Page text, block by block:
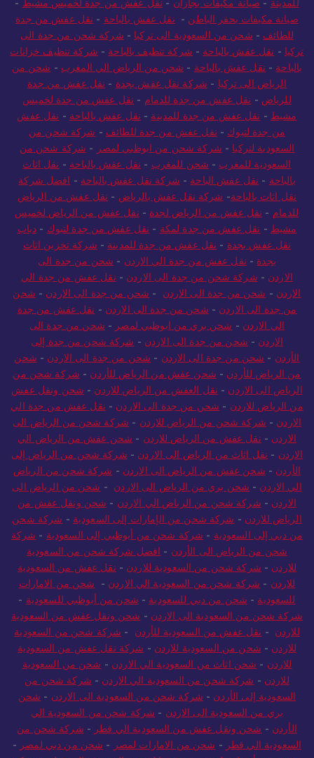
للمدينة-صيانة مكيفات بجازان - نقل عفش من جدة لخميس مشيط-
صيانة مكيفات بحفر الباطن -نقل عفش بالباحة-نقل عفش من جدة
للطائف-شحن من السعودية الى تركيا-شركة شحن من جدة الى
تركيا-نقل عفش بالباحة-شركة تنظيف بالباحة-شركة تنظيف خزانات
بالباحة-نقل عفش بالباحة-شحن من الرياض الي المغرب -شحن من
الرياض الى تركيا- شركة نقل عفش بجدة-نقل عفش من جدة
للرياض -نقل عفش من جدة للدمام - نقل عفش من جدة لخميس
مشيط -نقل عفش من جدة للمدينة- نقل عفش بالباحة -نقل عفش
من جدة لتبوك-نقل عفش من جدة للطائف -شركة شحن من
السعودية لتركيا-شركة شحن من ابوظبي لمصر- شركة شحن من
السعودية للمغرب- شحن للمغرب- نقل عفش بالباحة-نقل اثاث
بالباحة-نقل عفش الباحة-شركة نقل عفش بالباحة-افضل شركة
نقل اثاث بالباحة-شركة نقل عفش بالرياض -نقل عفش من الرياض
للدمام -نقل عفش من الرياض لجدة-نقل عفش من الرياض لخميس
مشيط -نقل عفش من جدة لمكة-نقل عفش من جدة لتبوك- دباب
نقل عفش بجدة-نقل عفش من جدة للمدينة-شركة تخزين اثاث
بجدة-نقل عفش من جدة الي الاردن - شحن من جدة الى
الاردن -شركة شحن من جدة الى الاردن -نقل عفش من جدة الي
الاردن -شحن من جدة الى الاردن - شحن من جدة الى الاردن -شحن
من جدة الى الاردن -شحن من جدة الى الاردن -نقل عفش من جدة
الي الاردن -شحن بري من ابوظبي لمصر-شحن من جدة الى
الاردن -شحن من جدة الى الاردن -شركة شحن من جدة إلى
الأردن -شحن من جدة الى الاردن - شحن من جدة الى الاردن -شحن
من الرياض للأردن -شحن عفش من الرياض للأردن - شركة شحن من
الرياض الى الاردن -نقل العفش من الرياض للاردن - شحن ونقل عفش
من الرياض للاردن - شحن من جدة الى الاردن -نقل عفش من جدة الي
الاردن -شركة شحن من الرياض للاردن - شركة شحن من الرياض الى
الاردن -نقل عفش من الرياض للاردن - شحن عفش من الرياض الي
الاردن -نقل اثاث من الرياض الى الاردن -شركة شحن من الرياض إلى
الأردن -شحن عفش من الرياض الى الاردن -شركة شحن من الرياض
الي الاردن - شحن بري من الرياض الى الاردن -شحن من الرياض الى
الاردن -شركة شحن من الرياض الي الاردن -شحن ونقل عفش من
الرياض للاردن -شركة شحن من الإمارات إلى السعودية -شركة شحن
من دبي إلى السعودية- شركة شحن من أبوظبي إلى السعودية-شركة
شحن من الرياض الى الأردن -افضل شركة شحن من السعودية
للاردن -شركة شحن من السعودية للاردن -نقل عفش من السعودية
للاردن -شركة شحن من السعودية الي الاردن -شحن من الامارات
للسعودية-شحن من دبي للسعودية-شحن من أبوظبي للسعودية-
شركة شحن من السعودية الى الاردن -شحن ونقل عفش من السعودية
للاردن -نقل عفش من السعودية للأردن - شركة شحن من السعودية
للاردن -شحن من السعودية للاردن -شركة نقل عفش من السعودية
للاردن -شحن اثاث من السعودية الي الاردن -شحن من السعودية
للاردن -شركة شحن من السعودية الي الاردن -شركة شحن من
السعودية إلى الأردن -شركة شحن من السعودية الى الاردن -شحن
بري من السعودية الى الاردن -شركة شحن من السعودية الي
الأردن -شحن ونقل عفش من السعودية الي قطر-شركة شحن من
السعودية الي قطر-شحن من الامارات لمصر-شحن من دبي لمصر-